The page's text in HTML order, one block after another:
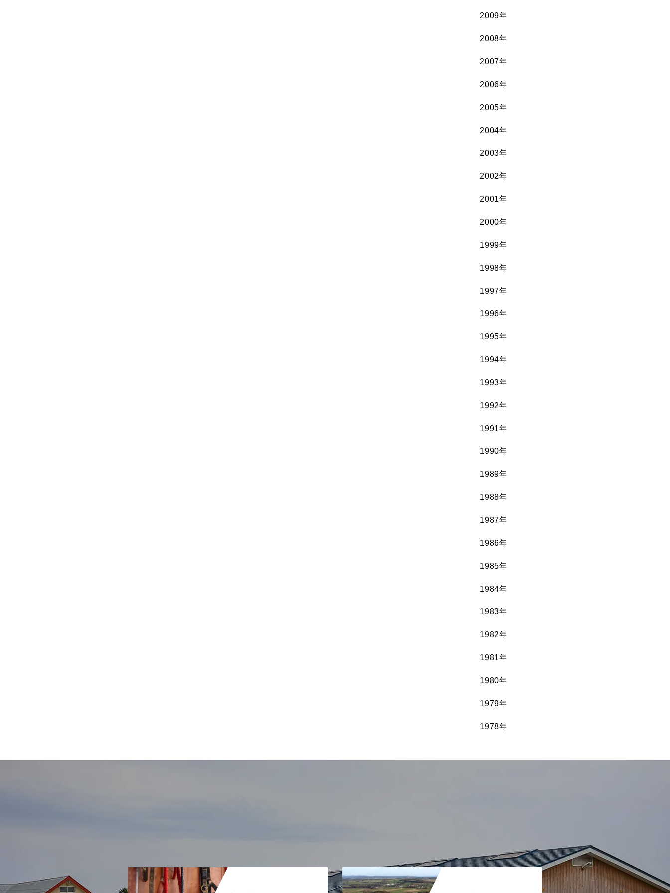
2009年
2008年
2007年
2006年
2005年
2004年
2003年
2002年
2001年
2000年
1999年
1998年
1997年
1996年
1995年
1994年
1993年
1992年
1991年
1990年
1989年
1988年
1987年
1986年
1985年
1984年
1983年
1982年
1981年
1980年
1979年
1978年